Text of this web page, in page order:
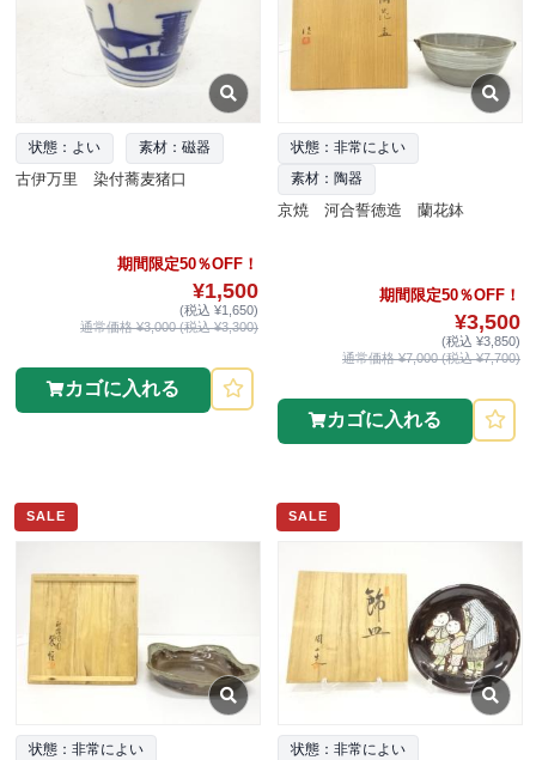
状態：よい 素材：磁器
古伊万里 染付蕎麦猪口
期間限定50％OFF！
¥1,500
(税込 ¥1,650)
通常価格 ¥3,000 (税込 ¥3,300)
カゴに入れる
状態：非常によい
素材：陶器
京焼 河合誓徳造 蘭花鉢
期間限定50％OFF！
¥3,500
(税込 ¥3,850)
通常価格 ¥7,000 (税込 ¥7,700)
カゴに入れる
SALE
状態：非常によい
SALE
状態：非常によい